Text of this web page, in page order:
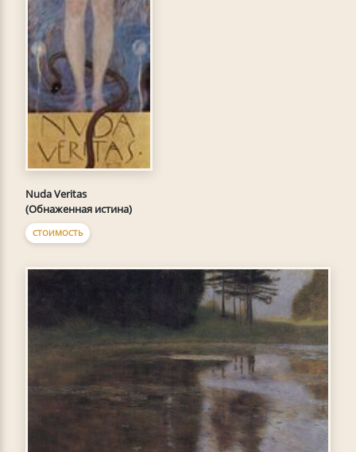
Nuda Veritas
(Обнаженная истина)
СТОИМОСТЬ